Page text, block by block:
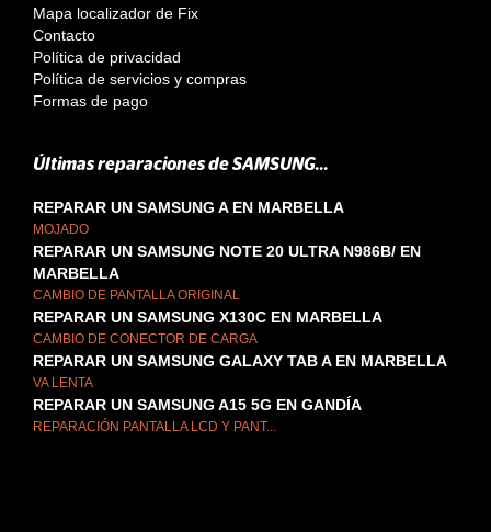
Mapa localizador de Fix
Contacto
Política de privacidad
Política de servicios y compras
Formas de pago
Últimas reparaciones de SAMSUNG...
REPARAR UN SAMSUNG A EN MARBELLA
MOJADO
REPARAR UN SAMSUNG NOTE 20 ULTRA N986B/ EN
MARBELLA
CAMBIO DE PANTALLA ORIGINAL
REPARAR UN SAMSUNG X130C EN MARBELLA
CAMBIO DE CONECTOR DE CARGA
REPARAR UN SAMSUNG GALAXY TAB A EN MARBELLA
VA LENTA
REPARAR UN SAMSUNG A15 5G EN GANDÍA
REPARACIÓN PANTALLA LCD Y PANT...